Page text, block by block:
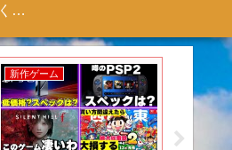
特定商取引法に基づく表記（商取引に関する開示）
新作ゲーム